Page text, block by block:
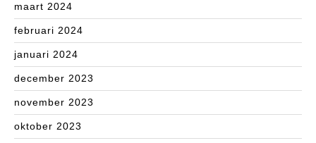
maart 2024
februari 2024
januari 2024
december 2023
november 2023
oktober 2023